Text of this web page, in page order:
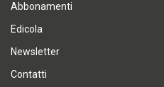
Abbonamenti
Edicola
Newsletter
Contatti